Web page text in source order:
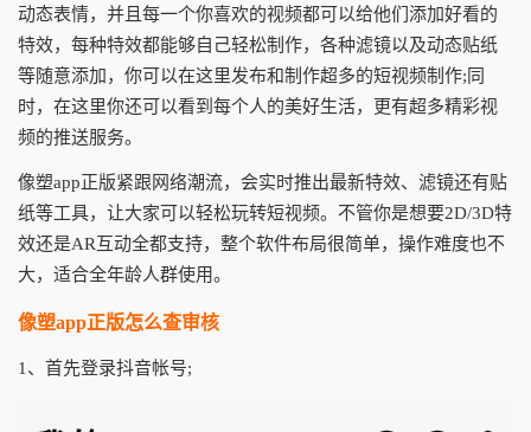
动态表情，并且每一个你喜欢的视频都可以给他们添加好看的
特效，每种特效都能够自己轻松制作，各种滤镜以及动态贴纸
等随意添加，你可以在这里发布和制作超多的短视频制作;同
时，在这里你还可以看到每个人的美好生活，更有超多精彩视
频的推送服务。
像塑app正版紧跟网络潮流，会实时推出最新特效、滤镜还有贴
纸等工具，让大家可以轻松玩转短视频。不管你是想要2D/3D特
效还是AR互动全都支持，整个软件布局很简单，操作难度也不
大，适合全年龄人群使用。
像塑app正版怎么查审核
1、首先登录抖音帐号;